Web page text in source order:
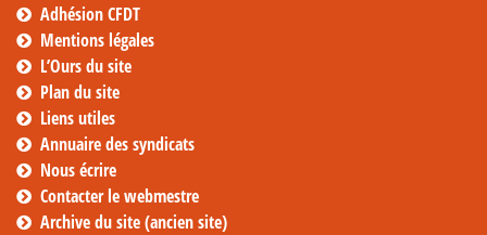
Adhésion CFDT
Mentions légales
L’Ours du site
Plan du site
Liens utiles
Annuaire des syndicats
Nous écrire
Contacter le webmestre
Archive du site (ancien site)